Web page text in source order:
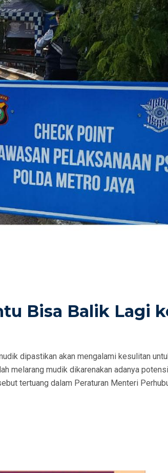
Bisa Balik Lagi
dipastikan akan mengalami kesulitan
melarang mudik dikarenakan adanya potensi
tertuang dalam Peraturan Menteri